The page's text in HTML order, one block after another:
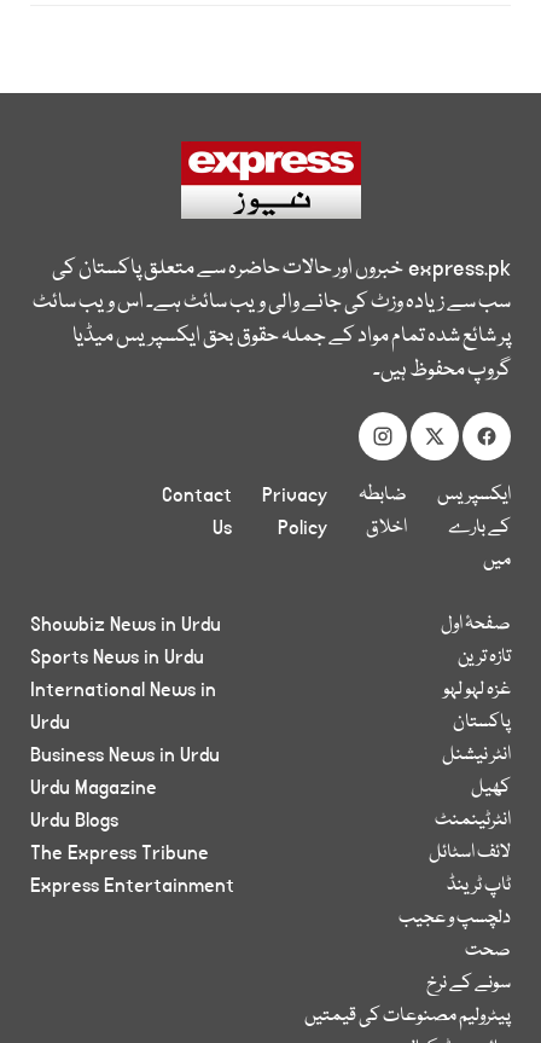
express.pkخبروں اور حالات حاضرہ سے متعلق پاکستان کی
سب سے زیادہ وزٹ کی جانے والی ویب سائٹ ہے۔ اس ویب سائٹ
پر شائع شدہ تمام مواد کے جملہ حقوق بحق ایکسپریس میڈیا
گروپ محفوظ ہیں۔
ایکسپریس
کے بارے
میں
ضابطہ
اخلاق
Privacy
Policy
Contact
Us
صفحۂ اول
تازہ ترین
غزہ لہو لہو
پاکستان
انٹر نیشنل
کھیل
انٹرٹینمنٹ
لائف اسٹائل
ٹاپ ٹرینڈ
دلچسپ و عجیب
صحت
سونے کے نرخ
پیٹرولیم مصنوعات کی قیمتیں
Showbiz News in Urdu
Sports News in Urdu
International News in
Urdu
Business News in Urdu
Urdu Magazine
Urdu Blogs
The Express Tribune
Express Entertainment